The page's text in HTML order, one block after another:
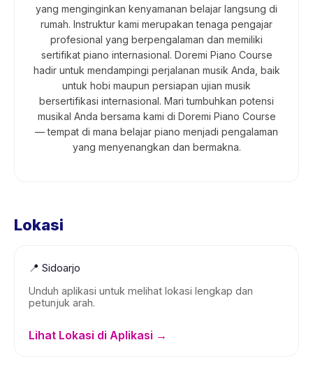
yang menginginkan kenyamanan belajar langsung di
rumah. Instruktur kami merupakan tenaga pengajar
profesional yang berpengalaman dan memiliki
sertifikat piano internasional. Doremi Piano Course
hadir untuk mendampingi perjalanan musik Anda, baik
untuk hobi maupun persiapan ujian musik
bersertifikasi internasional. Mari tumbuhkan potensi
musikal Anda bersama kami di Doremi Piano Course
— tempat di mana belajar piano menjadi pengalaman
yang menyenangkan dan bermakna.
Lokasi
📍 Sidoarjo
Unduh aplikasi untuk melihat lokasi lengkap dan
petunjuk arah.
Lihat Lokasi di Aplikasi →